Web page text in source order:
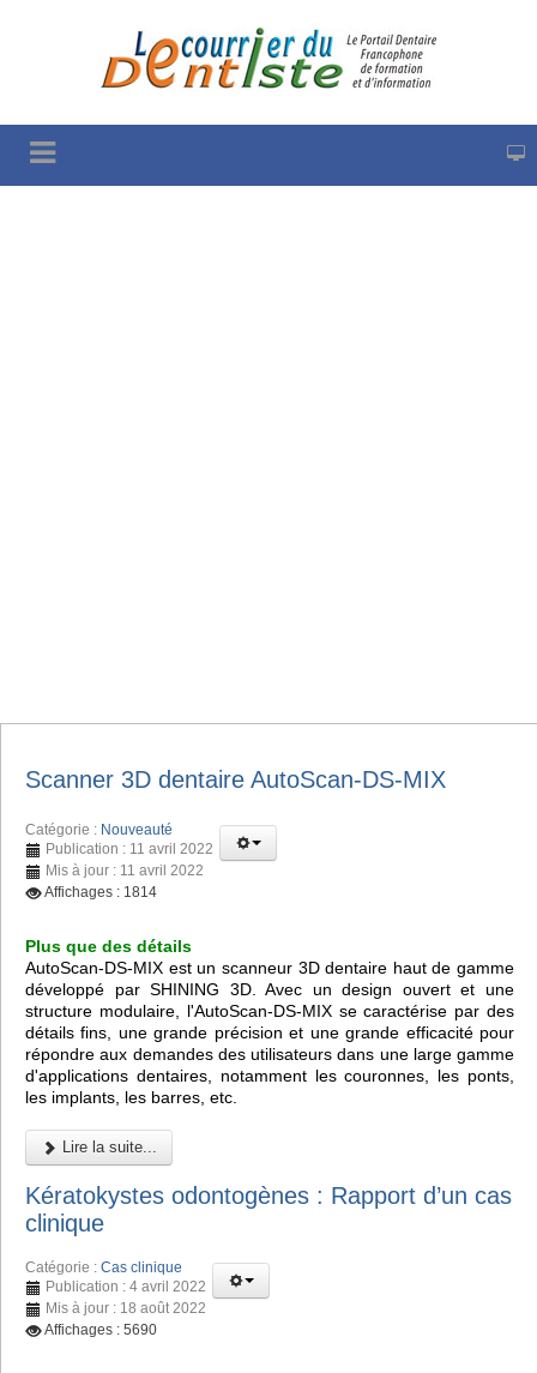
Scanner 3D dentaire AutoScan-DS-MIX
Catégorie : Nouveauté
Publication : 11 avril 2022
Mis à jour : 11 avril 2022
Affichages : 1814
Plus que des détails
AutoScan-DS-MIX est un scanneur 3D dentaire haut de gamme
développé par SHINING 3D. Avec un design ouvert et une
structure modulaire, l'AutoScan-DS-MIX se caractérise par des
détails fins, une grande précision et une grande efficacité pour
répondre aux demandes des utilisateurs dans une large gamme
d'applications dentaires, notamment les couronnes, les ponts,
les implants, les barres, etc.
Lire la suite...
Kératokystes odontogènes : Rapport d’un cas
clinique
Catégorie : Cas clinique
Publication : 4 avril 2022
Mis à jour : 18 août 2022
Affichages : 5690